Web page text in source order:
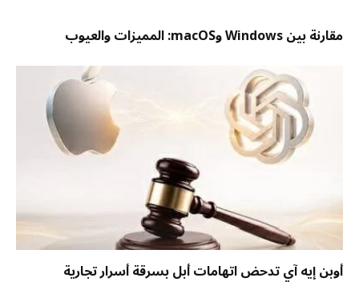
مقارنة بين Windows وmacOS: المميزات والعيوب
أوبن إيه آي تدحض اتهامات أبل بسرقة أسرار تجارية